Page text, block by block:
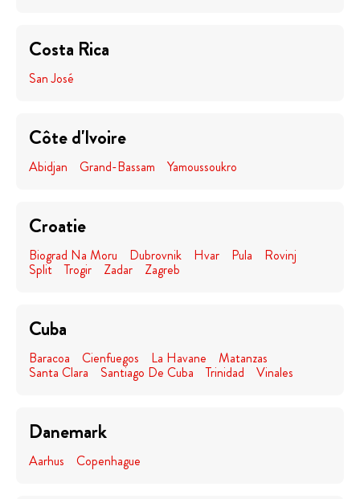
Costa Rica
San José
Côte d'Ivoire
Abidjan Grand-Bassam Yamoussoukro
Croatie
Biograd Na Moru Dubrovnik Hvar Pula Rovinj
Split Trogir Zadar Zagreb
Cuba
Baracoa Cienfuegos La Havane Matanzas
Santa Clara Santiago De Cuba Trinidad Vinales
Danemark
Aarhus Copenhague